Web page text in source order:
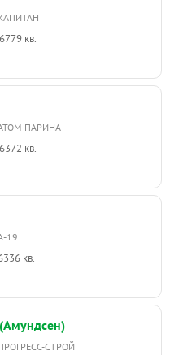
779 кв.
АТОМ-ПАРИНА
372 кв.
19
336 кв.
ПРОГРЕСС-СТРОЙ